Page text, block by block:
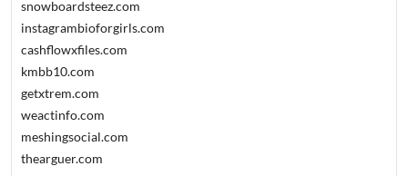
snowboardsteez.com
instagrambioforgirls.com
cashflowxfiles.com
kmbb10.com
getxtrem.com
weactinfo.com
meshingsocial.com
thearguer.com